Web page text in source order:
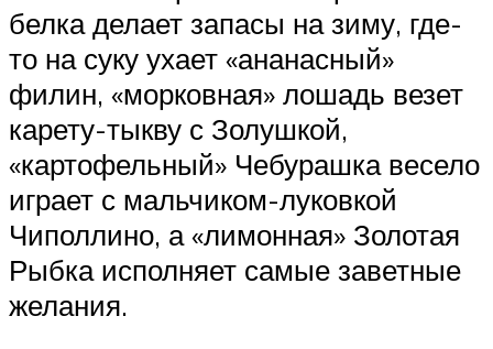
белка делает запасы на зиму, где-
то на суку ухает «ананасный»
филин, «морковная» лошадь везет
карету-тыкву с Золушкой,
«картофельный» Чебурашка весело
играет с мальчиком-луковкой
Чиполлино, а «лимонная» Золотая
Рыбка исполняет самые заветные
желания.